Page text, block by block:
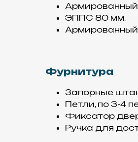
Армированный
ЭППС 80 мм.
Армированный
Фурнитура
Запорные
Петли, по 3-4
Фиксатор
Ручка для